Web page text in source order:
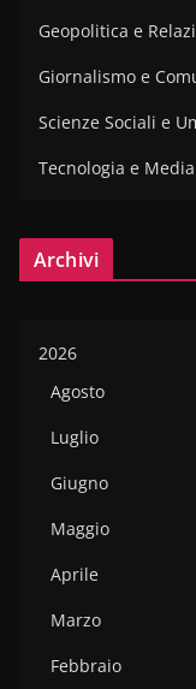
Geopolitica e
Giornalismo e
Scienze Sociali e
Tecnologia e Media
Archivi
2026
Agosto
Luglio
Giugno
Maggio
Aprile
Marzo
Febbraio